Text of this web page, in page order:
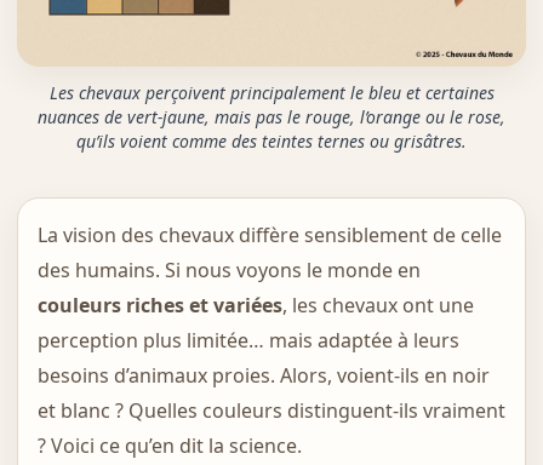
Les chevaux perçoivent principalement le bleu et certaines
nuances de vert-jaune, mais pas le rouge, l’orange ou le rose,
qu’ils voient comme des teintes ternes ou grisâtres.
La vision des chevaux diffère sensiblement de celle
des humains. Si nous voyons le monde en
couleurs riches et variées, les chevaux ont une
perception plus limitée… mais adaptée à leurs
besoins d’animaux proies. Alors, voient-ils en noir
et blanc ? Quelles couleurs distinguent-ils vraiment
? Voici ce qu’en dit la science.